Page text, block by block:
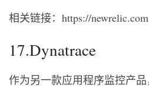
相关链接：https://newrelic.com
17.Dynatrace
作为另一款应用程序监控产品